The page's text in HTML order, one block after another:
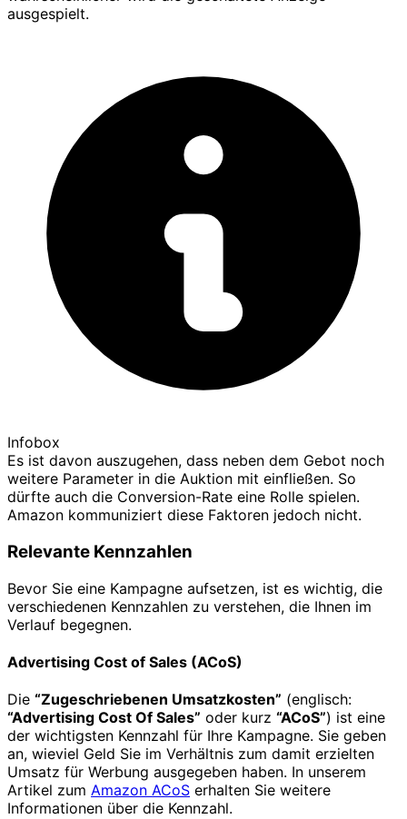
ausgespielt.
Infobox
Es ist davon auszugehen, dass neben dem Gebot noch
weitere Parameter in die Auktion mit einfließen. So
dürfte auch die Conversion-Rate eine Rolle spielen.
Amazon kommuniziert diese Faktoren jedoch nicht.
Relevante Kennzahlen
Bevor Sie eine Kampagne aufsetzen, ist es wichtig, die
verschiedenen Kennzahlen zu verstehen, die Ihnen im
Verlauf begegnen.
Advertising Cost of Sales (ACoS)
Die “Zugeschriebenen Umsatzkosten” (englisch:
“Advertising Cost Of Sales” oder kurz “ACoS”) ist eine
der wichtigsten Kennzahl für Ihre Kampagne. Sie geben
an, wieviel Geld Sie im Verhältnis zum damit erzielten
Umsatz für Werbung ausgegeben haben. In unserem
Artikel zum Amazon ACoS erhalten Sie weitere
Informationen über die Kennzahl.